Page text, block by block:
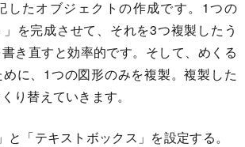
したオブジェクトの作成です。1つの
」を完成させて、それを3つ複製したう
き直すと効率的です。そして、めくる
めに、1つの図形のみを複製。複製した
り替えていきます。
と「テキストボックス」を設定する。